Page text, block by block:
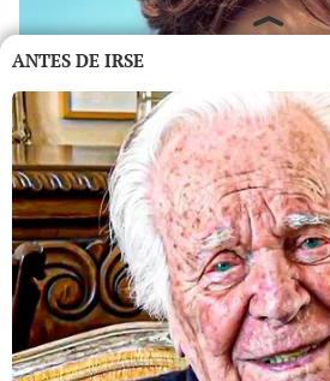
ANTES DE IRSE